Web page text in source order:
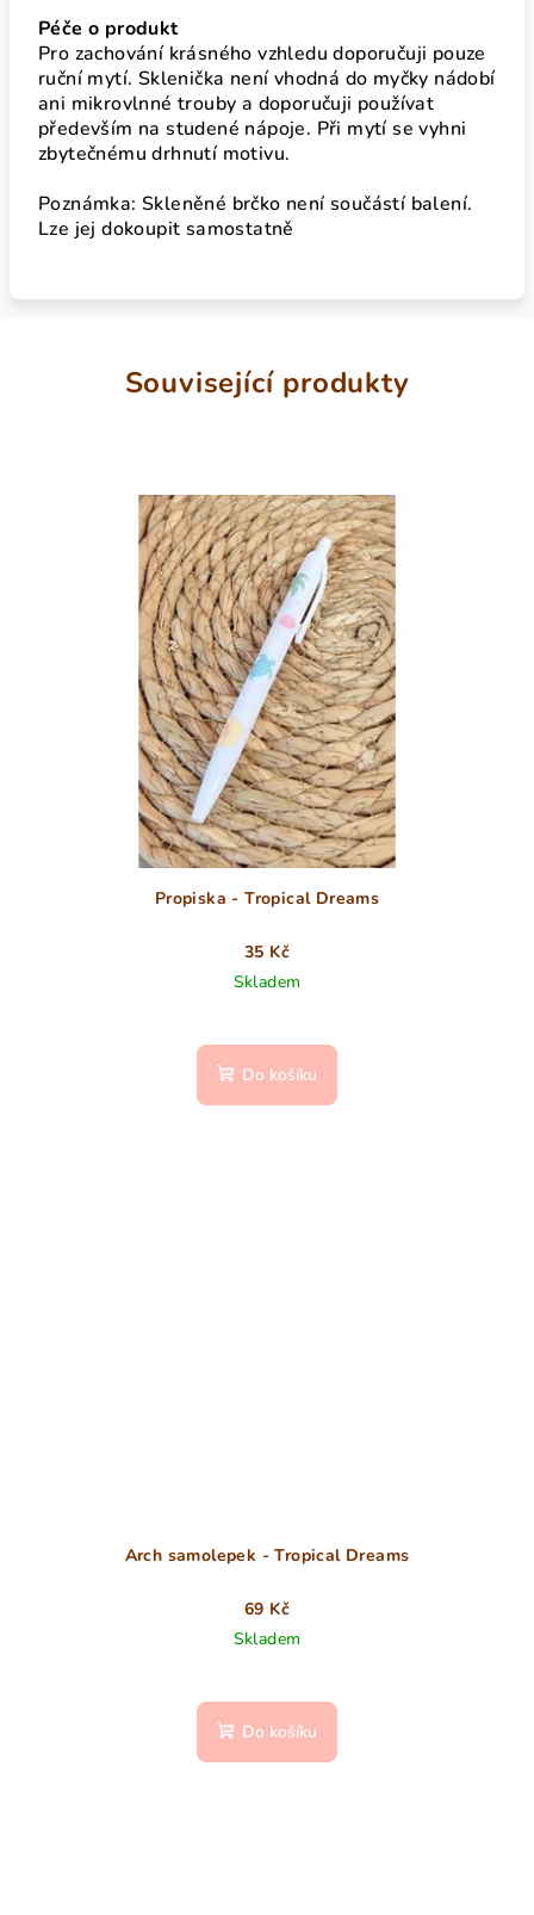
Péče o produkt
Pro zachování krásného vzhledu doporučuji pouze
ruční mytí. Sklenička není vhodná do myčky nádobí
ani mikrovlnné trouby a doporučuji používat
především na studené nápoje. Při mytí se vyhni
zbytečnému drhnutí motivu.
Poznámka: Skleněné brčko není součástí balení.
Lze jej dokoupit samostatně
Související produkty
Propiska - Tropical Dreams
35 Kč
Skladem
Do košíku
Arch samolepek - Tropical Dreams
69 Kč
Skladem
Do košíku